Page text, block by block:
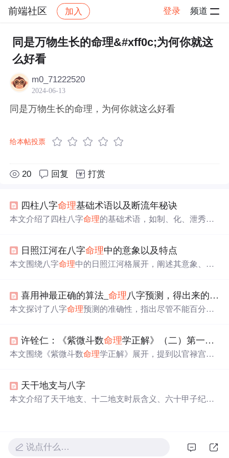
前端社区 加入 登录 频道
社区 前端社区 感慨 帖子详情
同是万物生长的命理&#xff0c;为何你就这
么好看
m0_71222520
2024-06-13
同是万物生长的命理，为何你就这么好看
给本帖投票
20 回复 打赏
四柱八字命理基础术语以及断流年秘诀
本文介绍了四柱八字命理的基础术语，如制、化、泄秀、
在特定运年可能遭遇的生死大灾、破财伤身等情况，帮助
读者了解八字命理的分析方法。
日照江河在八字命理中的意象以及特点
本文围绕八字命理中的日照江河格展开，阐述其意象、解
成格条件，喜水土忌火金，不同阶段运势表现有差异，体
现了传统文化传承。
喜用神最正确的算法_命理八字预测，得出来的结果是不是百分之百的正确？
本文探讨了八字命理预测的准确性，指出尽管不能百分之
做出更好的人生选择。
许铨仁：《紫微斗数命理学正解》（二）第一章第一节
本文围绕《紫微斗数命理学正解》展开，提到以官禄宫为
理数是其根源，以及河图在十二宫的应用法则。
天干地支与八字
本文介绍了天干地支、十二地支时辰含义、六十甲子纪年
说点什么…